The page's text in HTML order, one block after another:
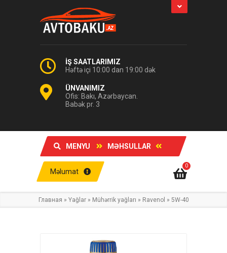
İŞ SAATLARIMIZ
Həftə içi 10:00 dan 19:00 dək
ÜNVANIMIZ
Ofis: Bakı, Azərbaycan.
Babək pr. 3
MENYU MƏHSULLAR
Məlumat
0
Главная » Yağlar» Mühərrik yağları » Ravenol » 5W-40